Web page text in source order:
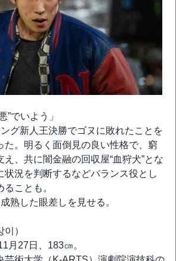
”でいよう」
グ新人王決勝でゴヌに敗れたことを
た。明るく面倒見の良い性格で、窮
、共に闇金融の回収屋“血狩犬”とな
状況を判断するなどバランス役とし
ことも。
熟した眼差しを見せる。
）
月27日、183㎝。